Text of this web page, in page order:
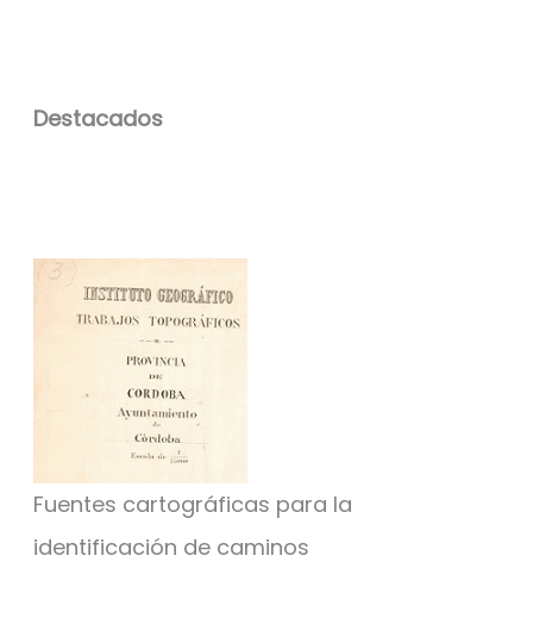
Destacados
Fuentes cartográficas para la
identificación de caminos